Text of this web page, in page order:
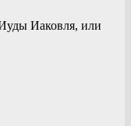
Иаковля, или